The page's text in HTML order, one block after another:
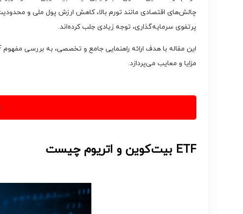
پرتفوی سرمایه‌گذاری، توجه زیادی جلب کرده‌اند.
مزایا و معایب می‌پردازد.
ETF بیت‌کوین و اتریوم چیست